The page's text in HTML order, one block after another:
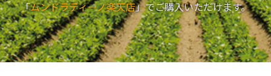
「ムンドラティーノ楽天店」でご購入いただけます。